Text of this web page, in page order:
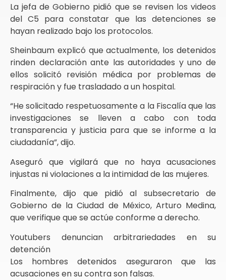
La jefa de Gobierno pidió que se revisen los videos
del C5 para constatar que las detenciones se
hayan realizado bajo los protocolos.
Sheinbaum explicó que actualmente, los detenidos
rinden declaración ante las autoridades y uno de
ellos solicitó revisión médica por problemas de
respiración y fue trasladado a un hospital.
“He solicitado respetuosamente a la Fiscalía que las
investigaciones se lleven a cabo con toda
transparencia y justicia para que se informe a la
ciudadanía”, dijo.
Aseguró que vigilará que no haya acusaciones
injustas ni violaciones a la intimidad de las mujeres.
Finalmente, dijo que pidió al subsecretario de
Gobierno de la Ciudad de México, Arturo Medina,
que verifique que se actúe conforme a derecho.
Youtubers denuncian arbitrariedades en su
detención
Los hombres detenidos aseguraron que las
acusaciones en su contra son falsas.